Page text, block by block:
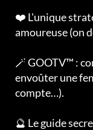
❤️ L'unique
amoureuse (on
🪄 GOOTV™ :
envoûter une
compte…).
🔮 Le guide